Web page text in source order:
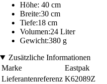
Höhe: 40 cm
Breite:30 cm
Tiefe:18 cm
Volumen:24 Liter
Gewicht:380 g
Zusätzliche Informationen
Marke
Eastpak
Lieferantenreferenz K62089Z